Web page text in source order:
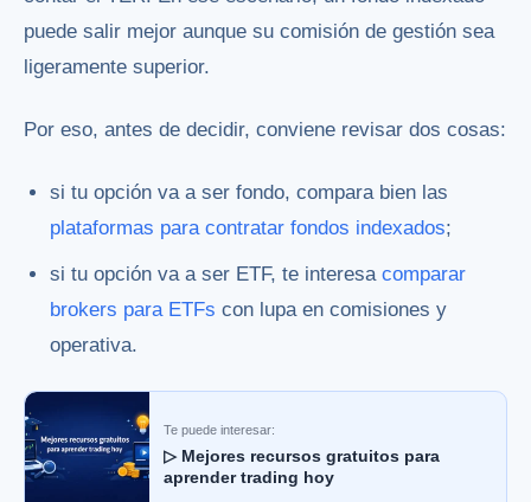
puede salir mejor aunque su comisión de gestión sea
ligeramente superior.
Por eso, antes de decidir, conviene revisar dos cosas:
si tu opción va a ser fondo, compara bien las
plataformas para contratar fondos indexados;
si tu opción va a ser ETF, te interesacomparar
brokers para ETFs con lupa en comisiones y
operativa.
Te puede interesar:
▷ Mejores recursos gratuitos para
aprender trading hoy